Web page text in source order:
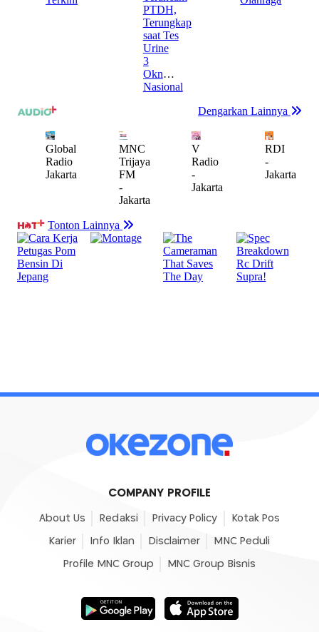
COMPANY PROFILE
About Us Redaksi Privacy Policy Kotak Pos
Karier Info Iklan Disclaimer MNC Peduli
Profile MNC Group MNC Group Bisnis